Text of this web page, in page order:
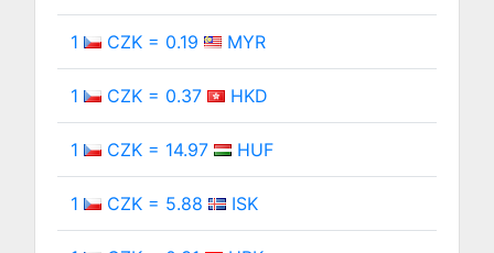
1 CZK = 0.19 MYR
1 CZK = 0.37 HKD
1 CZK = 14.97 HUF
1 CZK = 5.88 ISK